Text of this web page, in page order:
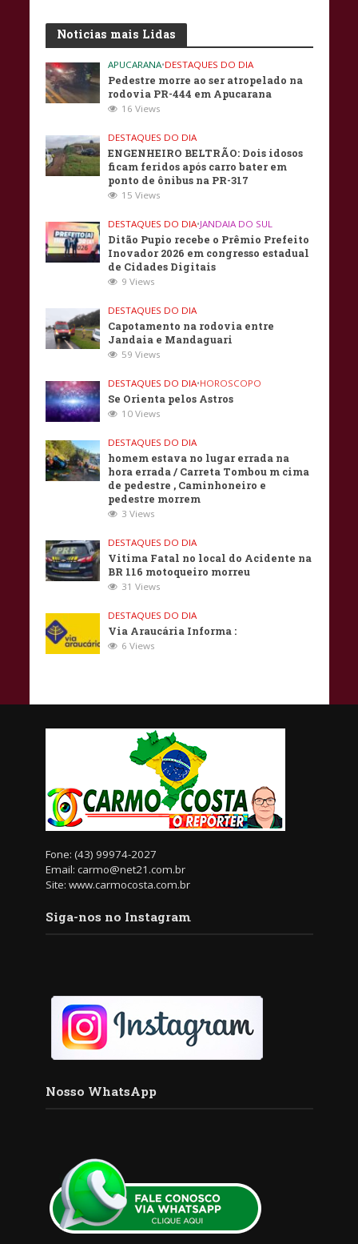
Noticias mais Lidas
APUCARANA•DESTAQUES DO DIA
Pedestre morre ao ser atropelado na
rodovia PR-444 em Apucarana
16 Views
DESTAQUES DO DIA
ENGENHEIRO BELTRÃO: Dois idosos
ficam feridos após carro bater em
ponto de ônibus na PR-317
15 Views
DESTAQUES DO DIA•JANDAIA DO SUL
Ditão Pupio recebe o Prêmio Prefeito
Inovador 2026 em congresso estadual
de Cidades Digitais
9 Views
DESTAQUES DO DIA
Capotamento na rodovia entre
Jandaia e Mandaguari
59 Views
DESTAQUES DO DIA•HOROSCOPO
Se Orienta pelos Astros
10 Views
DESTAQUES DO DIA
homem estava no lugar errada na
hora errada / Carreta Tombou m cima
de pedestre , Caminhoneiro e
pedestre morrem
3 Views
DESTAQUES DO DIA
Vitima Fatal no local do Acidente na
BR 116 motoqueiro morreu
31 Views
DESTAQUES DO DIA
Via Araucária Informa :
6 Views
Fone: (43) 99974-2027
Email: carmo@net21.com.br
Site: www.carmocosta.com.br
Siga-nos no Instagram
Nosso WhatsApp